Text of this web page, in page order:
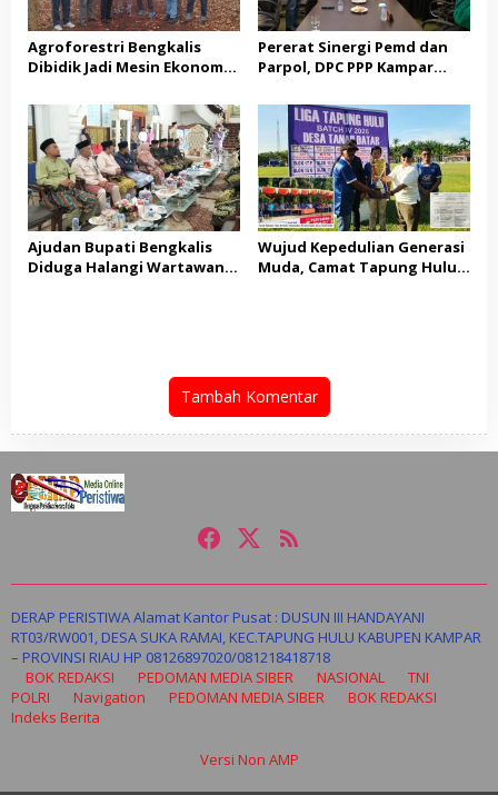
Agroforestri Bengkalis
Dibidik Jadi Mesin Ekonomi,
Pengusaha Porang
Pererat Sinergi Pemd dan
Parpol, DPC PPP Kampar
Wakil Bupati Kampar
Ajudan Bupati Bengkalis
Diduga Halangi Wartawan
Wujud Kepedulian Generasi
Muda, Camat Tapung Hulu
Tambah Komentar
DERAP PERISTIWA Alamat Kantor Pusat : DUSUN III HANDAYANI
RT03/RW001, DESA SUKA RAMAI, KEC.TAPUNG HULU KABUPEN KAMPAR
– PROVINSI RIAU HP 08126897020/081218418718
BOK REDAKSI
PEDOMAN MEDIA SIBER NASIONAL
TNI
POLRI
Navigation PEDOMAN MEDIA SIBER
BOK REDAKSI
Indeks Berita
Versi Non AMP